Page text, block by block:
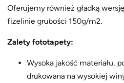
Oferujemy również gładką
fizelinie grubości 150g/m2.
Zalety fototapety:
Wysoka jakość materiału,
drukowana na wysokiej